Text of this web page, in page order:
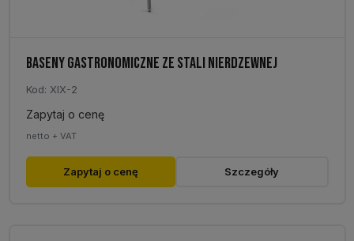
BASENY GASTRONOMICZNE ZE STALI NIERDZEWNEJ
Kod: XIX-2
Zapytaj o cenę
netto + VAT
Zapytaj o cenę Szczegóły